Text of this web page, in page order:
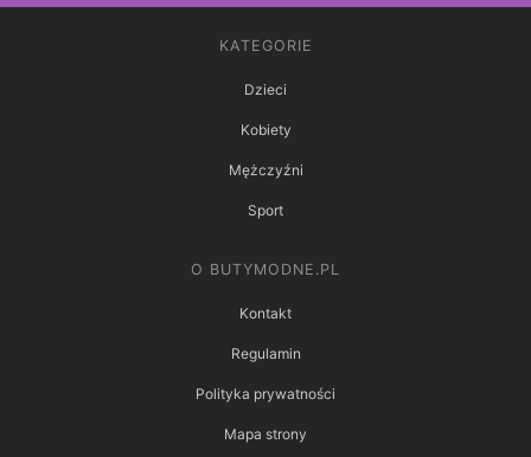
KATEGORIE
Dzieci
Kobiety
Mężczyźni
Sport
O BUTYMODNE.PL
Kontakt
Regulamin
Polityka prywatności
Mapa strony